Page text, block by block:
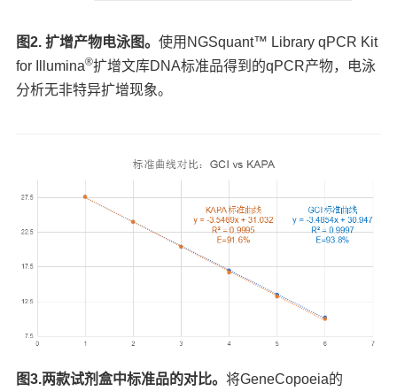
图2. 扩增产物电泳图。使用NGSquant™ Library qPCR Kit
for Illumina®扩增文库DNA标准品得到的qPCR产物，电泳
分析无非特异扩增现象。
图3.两款试剂盒中标准品的对比。将GeneCopoeia的